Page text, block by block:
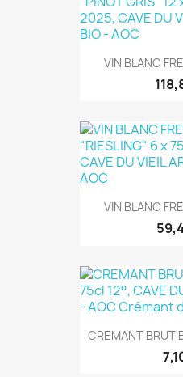
VIN BLANC
VIN BLANC
CREMANT BRUT